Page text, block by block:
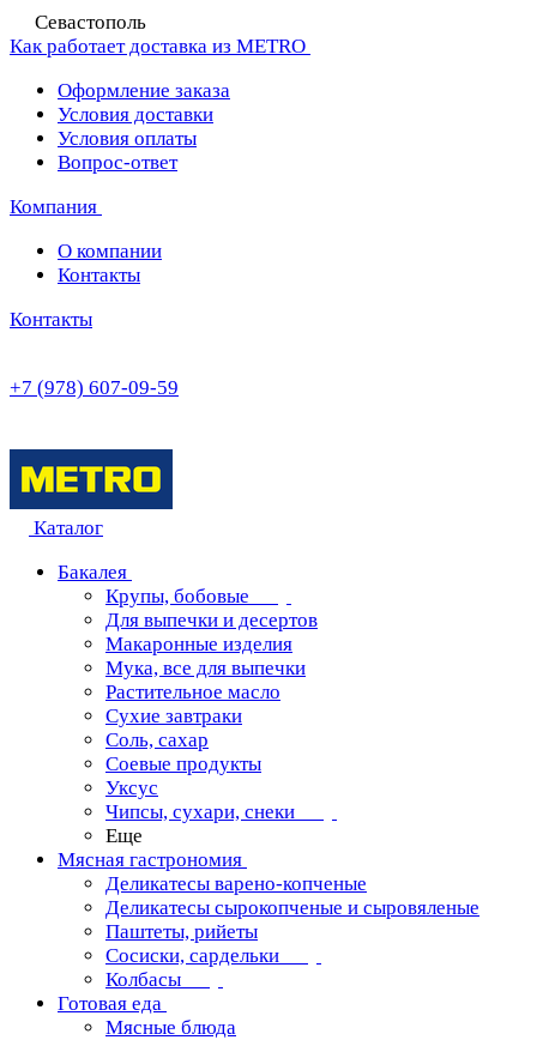
Севастополь
Как работает доставка из METRO
Оформление заказа
Условия доставки
Условия оплаты
Вопрос-ответ
Компания
О компании
Контакты
Контакты
+7 (978) 607-09-59
Каталог
Бакалея
Крупы, бобовые
Для выпечки и десертов
Макаронные изделия
Мука, все для выпечки
Растительное масло
Сухие завтраки
Соль, сахар
Соевые продукты
Уксус
Чипсы, сухари, снеки
Еще
Мясная гастрономия
Деликатесы варено-копченые
Деликатесы сырокопченые и сыровяленые
Паштеты, рийеты
Сосиски, сардельки
Колбасы
Готовая еда
Мясные блюда